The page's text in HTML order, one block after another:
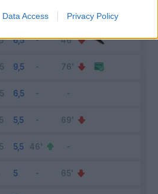
Data Access Privacy Policy